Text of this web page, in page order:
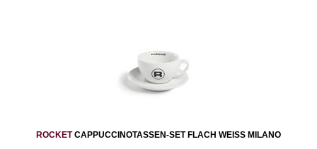
ROCKETCAPPUCCINOTASSEN-SET FLACH WEISS MILANO